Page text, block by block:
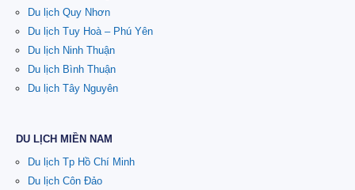
Du lịch Quy Nhơn
Du lịch Tuy Hoà – Phú Yên
Du lịch Ninh Thuận
Du lịch Bình Thuận
Du lịch Tây Nguyên
DU LỊCH MIỀN NAM
Du lịch Tp Hồ Chí Minh
Du lịch Côn Đảo